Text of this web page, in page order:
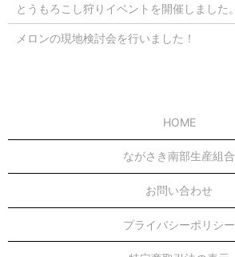
とうもろこし狩りイベントを開催しました。
メロンの現地検討会を行いました！
HOME
ながさき南部生産組合
お問い合わせ
プライバシーポリシー